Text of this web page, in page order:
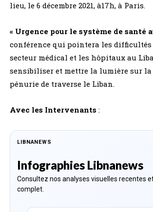
lieu, le 6 décembre 2021, à17h, à Paris.
« Urgence pour le système de santé
conférence qui pointera les
secteur médical et les hôpitaux au
sensibiliser et mettre la lumière sur
pénurie de traverse le Liban.
Avec les Intervenants :
LIBNANEWS
Infographies Libnanews
Consultez nos analyses visuelles recentes
complet.